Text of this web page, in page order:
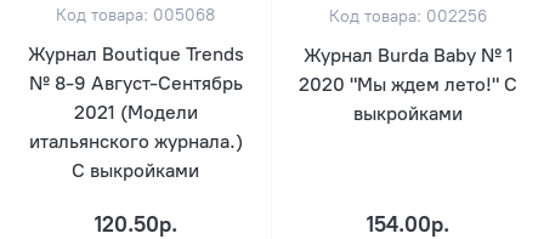
Код товара: 005068
Журнал Boutique Trends
№ 8-9 Август-Сентябрь
2021 (Модели
итальянского журнала.)
С выкройками
120.50р.
Код товара: 002256
Журнал Burda Baby № 1
2020 "Мы ждем лето!" С
выкройками
154.00р.